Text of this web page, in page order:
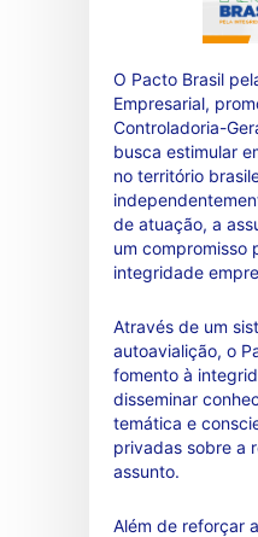
O Pacto Brasil
Empresarial,
Controladoria-
busca estimular
no território
de atuação, a
um compromisso
integridade
Através de um
autoavialição, o
fomento à
disseminar
temática e
privadas sobre a
assunto.
Além de reforçar